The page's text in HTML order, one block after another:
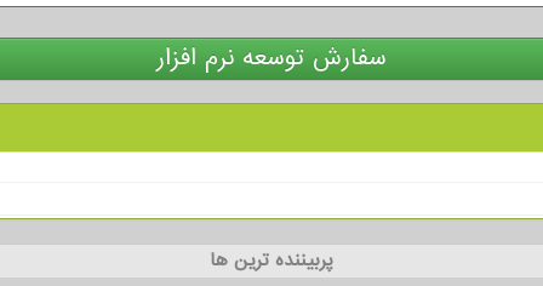
سفارش توسعه نرم افزار
پربیننده ترین ها